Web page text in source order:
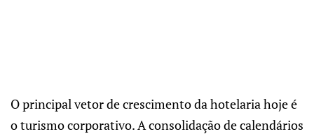
O principal vetor de crescimento da hotelaria hoje é
o turismo corporativo. A consolidação de calendários